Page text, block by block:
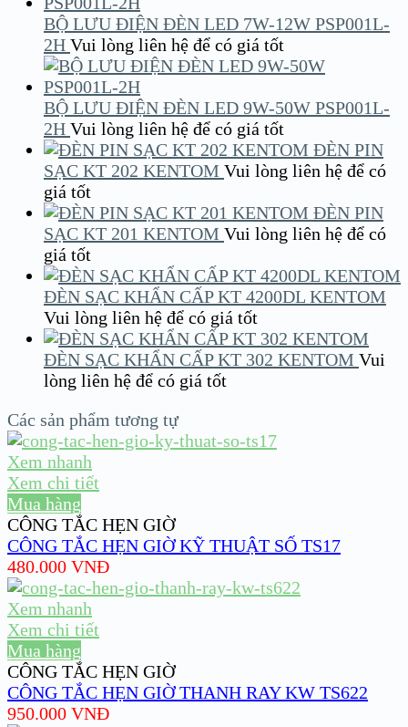
BỘ LƯU ĐIỆN ĐÈN LED 7W-12W PSP001L-
2H Vui lòng liên hệ để có giá tốt
BỘ LƯU ĐIỆN ĐÈN LED 9W-50W PSP001L-
2H Vui lòng liên hệ để có giá tốt
ĐÈN PIN
SẠC KT 202 KENTOM Vui lòng liên hệ để có
giá tốt
ĐÈN PIN
SẠC KT 201 KENTOM Vui lòng liên hệ để có
giá tốt
ĐÈN SẠC KHẨN CẤP KT 4200DL KENTOM
Vui lòng liên hệ để có giá tốt
ĐÈN SẠC KHẨN CẤP KT 302 KENTOM Vui
lòng liên hệ để có giá tốt
Các sản phẩm tương tự
Xem nhanh
Xem chi tiết
Mua hàng
CÔNG TẮC HẸN GIỜ
CÔNG TẮC HẸN GIỜ KỸ THUẬT SỐ TS17
480.000 VNĐ
Xem nhanh
Xem chi tiết
Mua hàng
CÔNG TẮC HẸN GIỜ
CÔNG TẮC HẸN GIỜ THANH RAY KW TS622
950.000 VNĐ